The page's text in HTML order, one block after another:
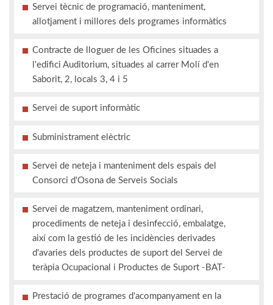
Servei tècnic de programació, manteniment,
allotjament i millores dels programes informàtics
Contracte de lloguer de les Oficines situades a
l'edifici Auditorium, situades al carrer Molí d'en
Saborit, 2, locals 3, 4 i 5
Servei de suport informàtic
Subministrament elèctric
Servei de neteja i manteniment dels espais del
Consorci d'Osona de Serveis Socials
Servei de magatzem, manteniment ordinari,
procediments de neteja i desinfecció, embalatge,
així com la gestió de les incidències derivades
d'avaries dels productes de suport del Servei de
teràpia Ocupacional i Productes de Suport -BAT-
Prestació de programes d'acompanyament en la